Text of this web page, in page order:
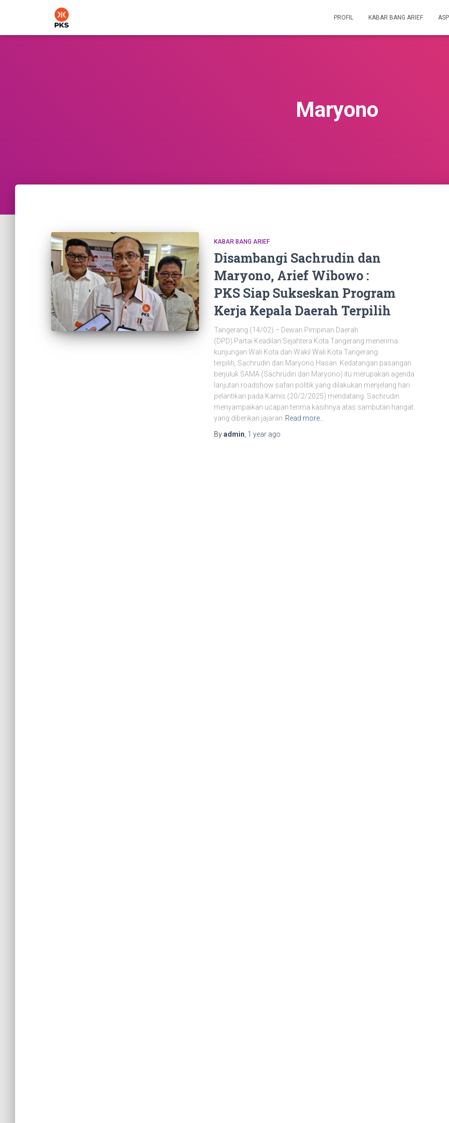
PROFIL KABAR BANG ARIEF
Maryono
KABAR BANG ARIEF
Disambangi Sachrudin dan
Maryono, Arief Wibowo :
PKS Siap Sukseskan Program
Kerja Kepala Daerah Terpilih
Tangerang (14/02) – Dewan Pimpinan Daerah
(DPD) Partai Keadilan Sejahtera Kota Tangerang menerima
kunjungan Wali Kota dan Wakil Wali Kota Tangerang
terpilih, Sachrudin dan Maryono Hasan. Kedatangan pasangan
berjuluk SAMA (Sachrudin dan Maryono) itu merupakan agenda
lanjutan roadshow safari politik yang dilakukan menjelang hari
pelantikan pada Kamis (20/2/2025) mendatang. Sachrudin
menyampaikan ucapan terima kasihnya atas sambutan hangat
yang diberikan jajaran Read more…
Byadmin 1 year ago